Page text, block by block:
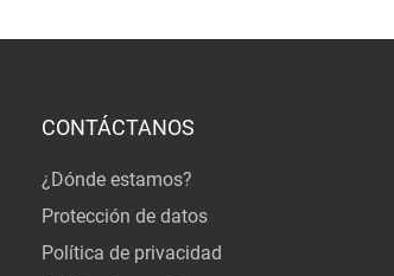
CONTÁCTANOS
¿Dónde estamos?
Protección de datos
Política de privacidad